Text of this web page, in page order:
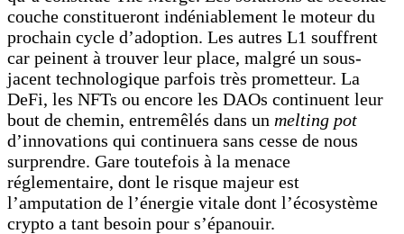
couche constitueront indéniablement le moteur du
prochain cycle d’adoption. Les autres L1 souffrent
car peinent à trouver leur place, malgré un sous-
jacent technologique parfois très prometteur. La
DeFi, les NFTs ou encore les DAOs continuent leur
bout de chemin, entremêlés dans un melting pot
d’innovations qui continuera sans cesse de nous
surprendre. Gare toutefois à la menace
réglementaire, dont le risque majeur est
l’amputation de l’énergie vitale dont l’écosystème
crypto a tant besoin pour s’épanouir.